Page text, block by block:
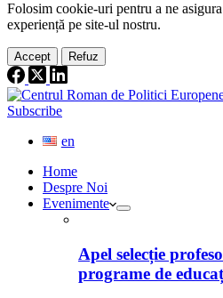
Folosim cookie-uri pentru a ne asigura
experiență pe site-ul nostru.
Accept Refuz
Subscribe
en
Home
Despre Noi
Evenimente
Apel selecție
programe de